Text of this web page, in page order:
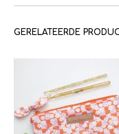
GERELATEERDE